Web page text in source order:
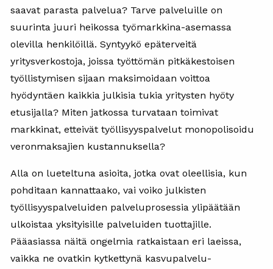
saavat parasta palvelua? Tarve palveluille on
suurinta juuri heikossa työmarkkina-asemassa
olevilla henkilöillä. Syntyykö epäterveitä
yritysverkostoja, joissa työttömän pitkäkestoisen
työllistymisen sijaan maksimoidaan voittoa
hyödyntäen kaikkia julkisia tukia yritysten hyöty
etusijalla? Miten jatkossa turvataan toimivat
markkinat, etteivät työllisyyspalvelut monopolisoidu
veronmaksajien kustannuksella?
Alla on lueteltuna asioita, jotka ovat oleellisia, kun
pohditaan kannattaako, vai voiko julkisten
työllisyyspalveluiden palveluprosessia ylipäätään
ulkoistaa yksityisille palveluiden tuottajille.
Pääasiassa näitä ongelmia ratkaistaan eri laeissa,
vaikka ne ovatkin kytkettynä kasvupalvelu-